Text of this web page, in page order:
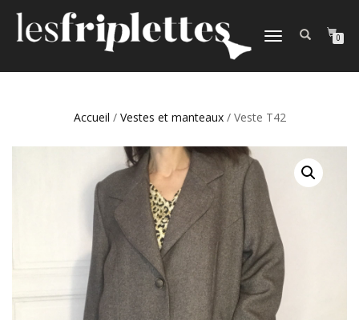
DÉPLIER
0
Accueil / Vestes et manteaux/ Veste T42